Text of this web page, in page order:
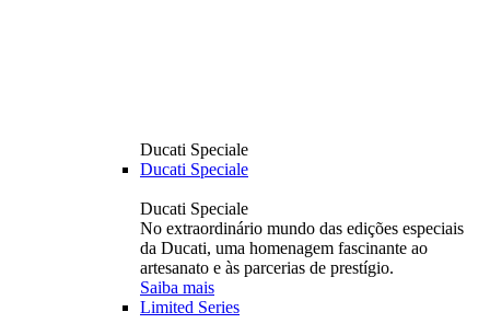
Ducati Speciale
Ducati Speciale
Ducati Speciale
No extraordinário mundo das edições especiais
da Ducati, uma homenagem fascinante ao
artesanato e às parcerias de prestígio.
Saiba mais
Limited Series